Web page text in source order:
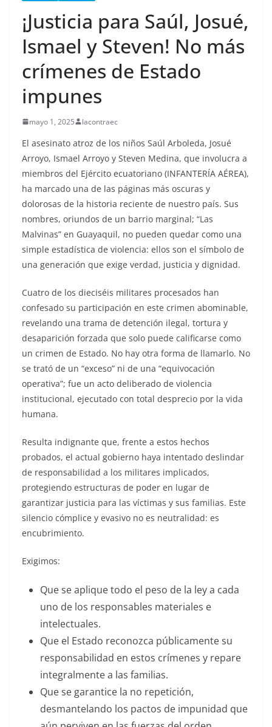
¡Justicia para Saúl, Josué,
Ismael y Steven! No más
crímenes de Estado
impunes
mayo 1, 2025 lacontraec
El asesinato atroz de los niños Saúl Arboleda, Josué
Arroyo, Ismael Arroyo y Steven Medina, que involucra a
miembros del Ejército ecuatoriano (INFANTERÍA AÉREA),
ha marcado una de las páginas más oscuras y
dolorosas de la historia reciente de nuestro país. Sus
nombres, oriundos de un barrio marginal; “Las
Malvinas” en Guayaquil, no pueden quedar como una
simple estadística de violencia: ellos son el símbolo de
una generación que exige verdad, justicia y dignidad.
Cuatro de los dieciséis militares procesados han
confesado su participación en este crimen abominable,
revelando una trama de detención ilegal, tortura y
desaparición forzada que solo puede calificarse como
un crimen de Estado. No hay otra forma de llamarlo. No
se trató de un “exceso” ni de una “equivocación
operativa”; fue un acto deliberado de violencia
institucional, ejecutado con total desprecio por la vida
humana.
Resulta indignante que, frente a estos hechos
probados, el actual gobierno haya intentado deslindar
de responsabilidad a los militares implicados,
protegiendo estructuras de poder en lugar de
garantizar justicia para las víctimas y sus familias. Este
silencio cómplice y evasivo no es neutralidad: es
encubrimiento.
Exigimos:
Que se aplique todo el peso de la ley a cada
uno de los responsables materiales e
intelectuales.
Que el Estado reconozca públicamente su
responsabilidad en estos crímenes y repare
integralmente a las familias.
Que se garantice la no repetición,
desmantelando los pactos de impunidad que